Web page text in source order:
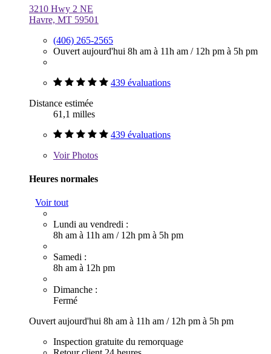
3210 Hwy 2 NE
Havre, MT 59501
(406) 265-2565
Ouvert aujourd'hui 8h am à 11h am / 12h pm à 5h pm
439 évaluations
Distance estimée
61,1 milles
439 évaluations
VoirPhotos
Heures normales
Voir tout
Lundi au vendredi :
8h am à 11h am / 12h pm à 5h pm
Samedi :
8h am à 12h pm
Dimanche :
Fermé
Ouvert aujourd'hui 8h am à 11h am / 12h pm à 5h pm
Inspection gratuite du remorquage